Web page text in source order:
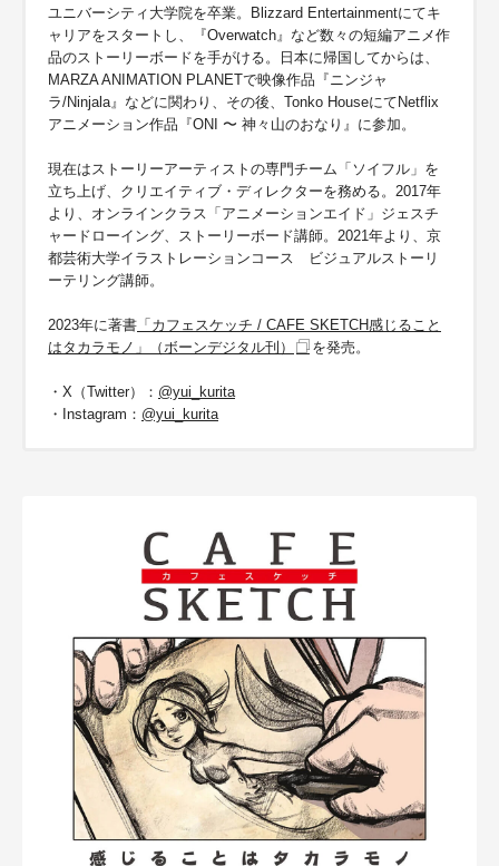
ユニバーシティ大学院を卒業。Blizzard Entertainmentにてキ
ャリアをスタートし、『Overwatch』など数々の短編アニメ作
品のストーリーボードを手がける。日本に帰国してからは、
MARZA ANIMATION PLANETで映像作品『ニンジャ
ラ/Ninjala』などに関わり、その後、Tonko HouseにてNetflix
アニメーション作品『ONI 〜 神々山のおなり』に参加。
現在はストーリーアーティストの専門チーム「ソイフル」を
立ち上げ、クリエイティブ・ディレクターを務める。2017年
より、オンラインクラス「アニメーションエイド」ジェスチ
ャードローイング、ストーリーボード講師。2021年より、京
都芸術大学イラストレーションコース ビジュアルストーリ
ーテリング講師。
2023年に著書 「カフェスケッチ / CAFE SKETCH感じること
はタカラモノ」（ボーンデジタル刊）
を発売。
・X（Twitter）： @yui_kurita
・Instagram： @yui_kurita